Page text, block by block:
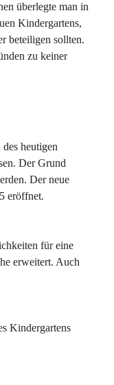
überlegte man in
Kindergartens,
beteiligen sollten.
zu keiner
heutigen
Der Grund
Der neue
eröffnet.
für eine
erweitert. Auch
Kindergartens